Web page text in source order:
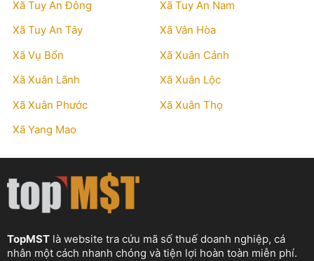
Xã Tuy An Đông
Xã Tuy An Nam
Xã Tuy An Tây
Xã Vân Hòa
Xã Vụ Bổn
Xã Xuân Cảnh
Xã Xuân Lãnh
Xã Xuân Lộc
Xã Xuân Phước
Xã Xuân Thọ
Xã Yang Mao
TopMST là website tra cứu mã số thuế doanh nghiệp, cá
nhân một cách nhanh chóng và tiện lợi hoàn toàn miễn phí.